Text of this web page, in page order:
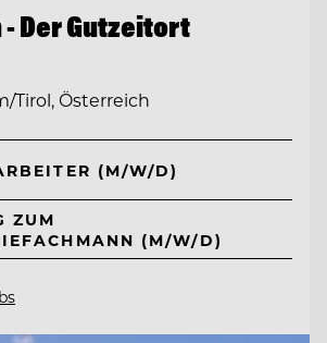
Der Gutzeitort
Tirol, Österreich
(M/W/D)
ZUM
(M/W/D)